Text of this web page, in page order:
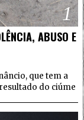
1
ABUSO E
que tem a
do ciúme